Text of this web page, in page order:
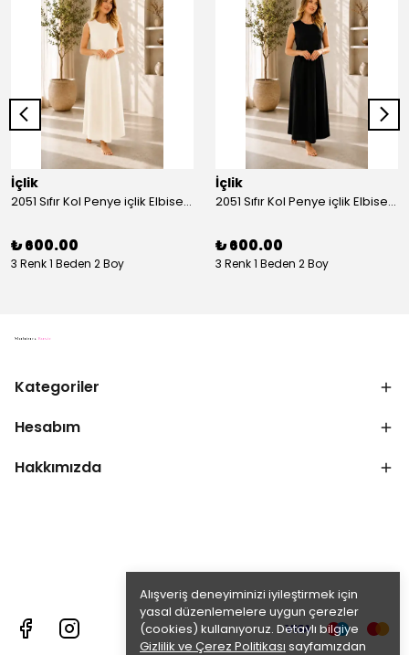
Alışveriş deneyiminizi iyileştirmek için
yasal düzenlemelere uygun çerezler
(cookies) kullanıyoruz. Detaylı bilgiye
Gizlilik ve Çerez Politikası sayfamızdan
İçlik
2051 Sıfır Kol Penye içlik Elbise - Ekru
₺ 600.00
3 Renk 1 Beden 2 Boy
İçlik
2051 Sıfır Kol Penye içlik Elbise - Siyah
₺ 600.00
3 Renk 1 Beden 2 Boy
Kategoriler
Hesabım
Hakkımızda